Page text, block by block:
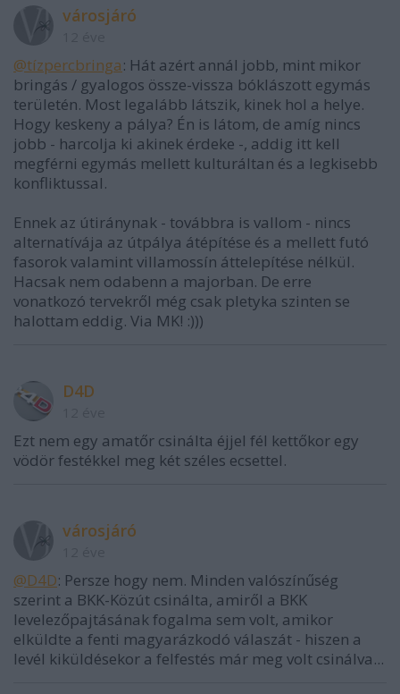
városjáró
@tízpercbringa: Hát azért annál jobb, mint mikor
bringás / gyalogos össze-vissza bóklászott egymás
területén. Most legalább látszik, kinek hol a helye.
Hogy keskeny a pálya? Én is látom, de amíg nincs
jobb - harcolja ki akinek érdeke -, addig itt kell
megférni egymás mellett kulturáltan és a legkisebb
konfliktussal.
Ennek az útiránynak - továbbra is vallom - nincs
alternatívája az útpálya átépítése és a mellett futó
fasorok valamint villamossín áttelepítése nélkül.
Hacsak nem odabenn a majorban. De erre
vonatkozó tervekről még csak pletyka szinten se
halottam eddig. Via MK! :)))
D4D
Ezt nem egy amatőr csinálta éjjel fél kettőkor egy
vödör festékkel meg két széles ecsettel.
városjáró
@D4D: Persze hogy nem. Minden valószínűség
szerint a BKK-Közút csinálta, amiről a BKK
levelezőpajtásának fogalma sem volt, amikor
elküldte a fenti magyarázkodó válaszát - hiszen a
levél kiküldésekor a felfestés már meg volt csinálva...